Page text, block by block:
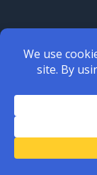
Copyright ©